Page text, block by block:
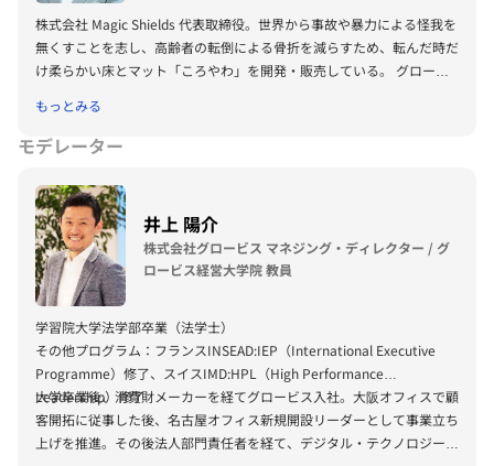
株式会社 Magic Shields 代表取締役。世界から事故や暴力による怪我を
無くすことを志し、高齢者の転倒による骨折を減らすため、転んだ時だ
け柔らかい床とマット「ころやわ」を開発・販売している。 グロービ
もっとみる
モデレーター
井上 陽介
株式会社グロービス マネジング・ディレクター / グ
ロービス経営大学院 教員
学習院大学法学部卒業（法学士）
その他プログラム：フランスINSEAD:IEP（International Executive
Programme）修了、スイスIMD:HPL（High Performance
Leadership）修了
大学卒業後、消費財メーカーを経てグロービス入社。大阪オフィスで顧
客開拓に従事した後、名古屋オフィス新規開設リーダーとして事業立ち
上げを推進。その後法人部門責任者を経て、デジタル・テクノロジーで